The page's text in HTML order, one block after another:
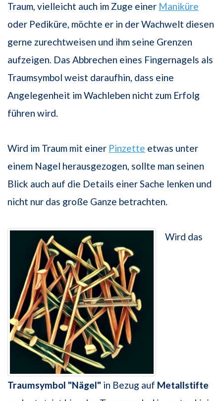
Traum, vielleicht auch im Zuge einer Maniküre
oder Pediküre, möchte er in der Wachwelt diesen
gerne zurechtweisen und ihm seine Grenzen
aufzeigen. Das Abbrechen eines Fingernagels als
Traumsymbol weist daraufhin, dass eine
Angelegenheit im Wachleben nicht zum Erfolg
führen wird.
Wird im Traum mit einer Pinzette etwas unter
einem Nagel herausgezogen, sollte man seinen
Blick auch auf die Details einer Sache lenken und
nicht nur das große Ganze betrachten.
Wird das
Traumsymbol "Nägel" in Bezug auf Metallstifte